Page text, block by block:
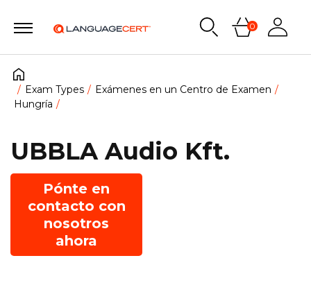
0
Exam Types
Exámenes en un Centro de Examen
Hungría
UBBLA Audio Kft.
Pónte en
contacto con
nosotros
ahora